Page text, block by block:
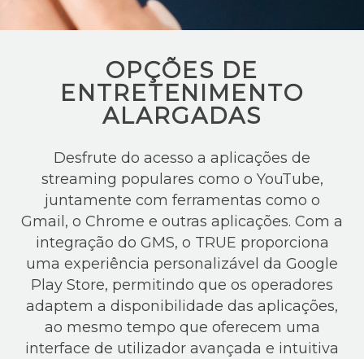
OPÇÕES DE
ENTRETENIMENTO
ALARGADAS
Desfrute do acesso a aplicações de
streaming populares como o YouTube,
juntamente com ferramentas como o
Gmail, o Chrome e outras aplicações. Com a
integração do GMS, o TRUE proporciona
uma experiência personalizável da Google
Play Store, permitindo que os operadores
adaptem a disponibilidade das aplicações,
ao mesmo tempo que oferecem uma
interface de utilizador avançada e intuitiva